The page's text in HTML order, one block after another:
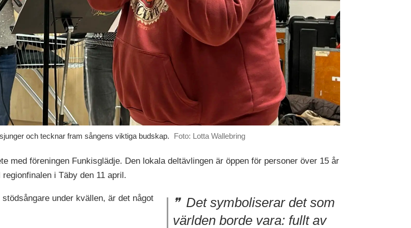
och tecknar fram sångens viktiga budskap. Foto: Lotta Wallebring
med föreningen Funkisglädje. Den lokala deltävlingen är öppen för personer över 15 år
i Täby den 11 april.
Det symboliserar det som
världen borde vara: fullt av
under kvällen, är det något